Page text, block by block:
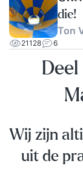
die!
Ton
21128 6
Wij zijn
uit de